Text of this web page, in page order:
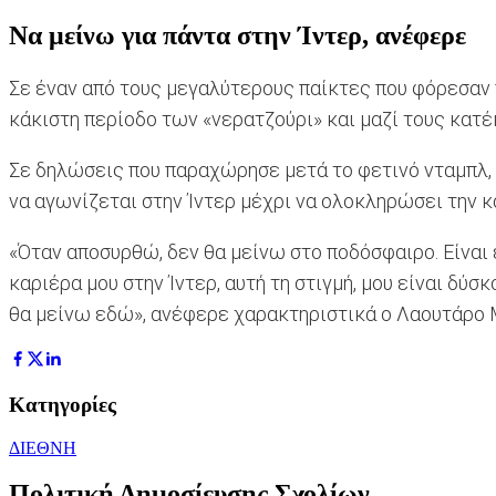
Να μείνω για πάντα στην Ίντερ, ανέφερε
Σε έναν από τους μεγαλύτερους παίκτες που
κάκιστη περίοδο των «νερατζούρι» και μαζί τους
Σε δηλώσεις που παραχώρησε μετά το φετινό
να αγωνίζεται στην Ίντερ μέχρι να ολοκληρώσει την
«Όταν αποσυρθώ, δεν θα μείνω στο ποδόσφαιρο.
καριέρα μου στην Ίντερ, αυτή τη στιγμή, μου είναι
θα μείνω εδώ», ανέφερε χαρακτηριστικά ο Λαουτάρο
Κατηγορίες
ΔΙΕΘΝΗ